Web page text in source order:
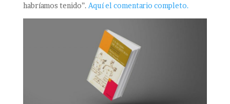
habríamos tenido”. Aquí el comentario completo.